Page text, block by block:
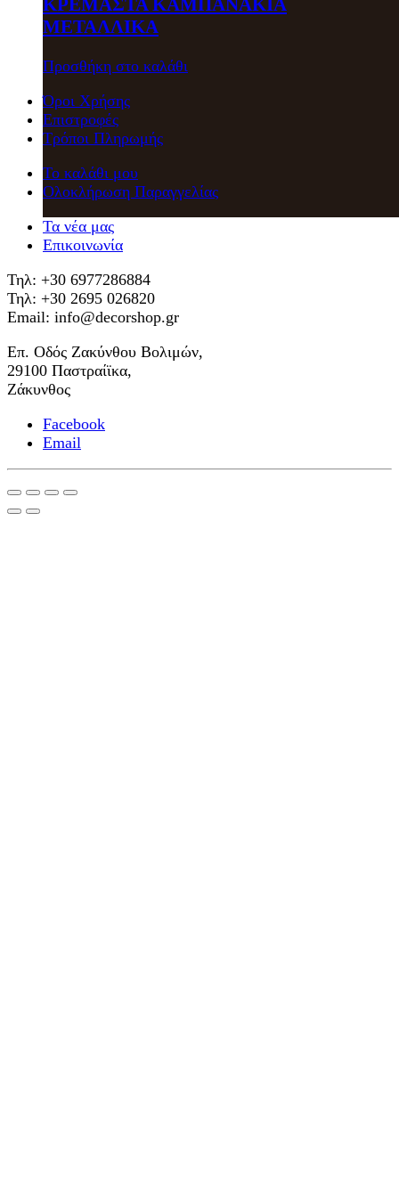
ΚΡΕΜΑΣΤΑ ΚΑΜΠΑΝΑΚΙΑ
ΜΕΤΑΛΛΙΚΑ
Προσθήκη στο καλάθι
Όροι Χρήσης
Επιστροφές
Τρόποι Πληρωμής
Το καλάθι μου
Ολοκλήρωση Παραγγελίας
Τα νέα μας
Επικοινωνία
Τηλ: +30 6977286884
Τηλ: +30 2695 026820
Email: info@decorshop.gr
Επ. Οδός Ζακύνθου Βολιμών,
29100 Παστραίϊκα,
Ζάκυνθος
Facebook
Email